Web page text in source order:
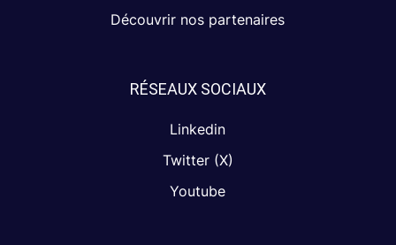
Découvrir nos partenaires
RÉSEAUX SOCIAUX
Linkedin
Twitter (X)
Youtube